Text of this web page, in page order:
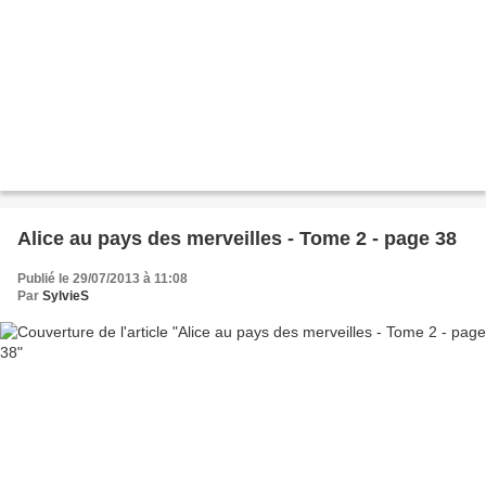
Alice au pays des merveilles - Tome 2 - page 38
Publié le 29/07/2013 à 11:08
Par SylvieS